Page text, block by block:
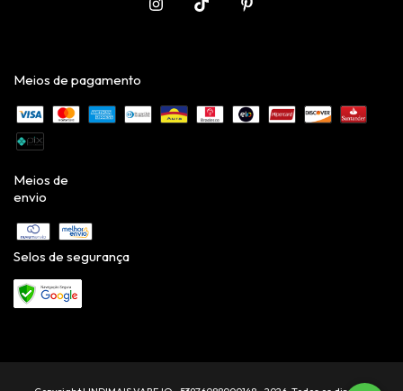
Meios de pagamento
Meios de
envio
Selos de segurança